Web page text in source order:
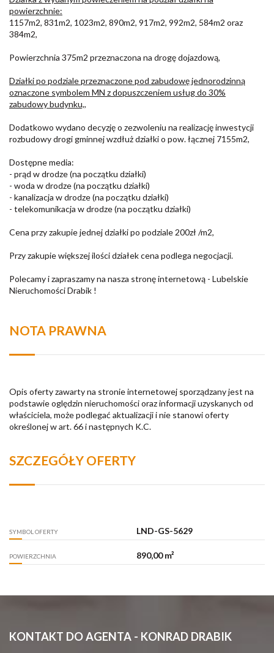
powierzchnie:
1157m2, 831m2, 1023m2, 890m2, 917m2, 992m2, 584m2 oraz
384m2,
Powierzchnia 375m2 przeznaczona na drogę dojazdową,
Działki po podziale przeznaczone pod zabudowę jednorodzinną
oznaczone symbolem MN z dopuszczeniem usług do 30%
zabudowy budynku,,
Dodatkowo wydano decyzję o zezwoleniu na realizację inwestycji
rozbudowy drogi gminnej wzdłuż działki o pow. łącznej 7155m2,
Dostępne media:
- prąd w drodze (na początku działki)
- woda w drodze (na początku działki)
- kanalizacja w drodze (na początku działki)
- telekomunikacja w drodze (na początku działki)
Cena przy zakupie jednej działki po podziale 200zł /m2,
Przy zakupie większej ilości działek cena podlega negocjacji.
Polecamy i zapraszamy na nasza stronę internetową - Lubelskie
Nieruchomości Drabik !
NOTA PRAWNA
Opis oferty zawarty na stronie internetowej sporządzany jest na
podstawie oględzin nieruchomości oraz informacji uzyskanych od
właściciela, może podlegać aktualizacji i nie stanowi oferty
określonej w art. 66 i następnych K.C.
SZCZEGÓŁY OFERTY
SYMBOL OFERTY LND-GS-5629
POWIERZCHNIA 890,00 m²
KONTAKT DO AGENTA - KONRAD DRABIK